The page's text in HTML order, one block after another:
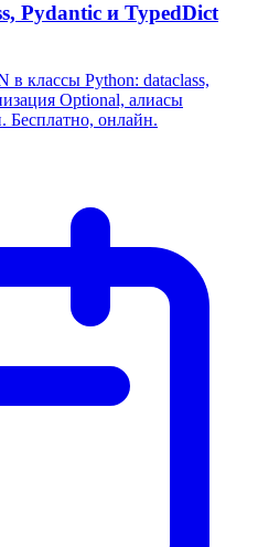
Pydantic и TypedDict
в классы Python: dataclass,
Optional, алиасы
Бесплатно, онлайн.